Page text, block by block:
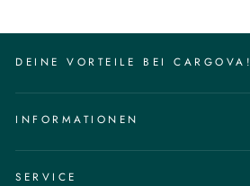
DEINE VORTEILE BEI CARGOVA!
INFORMATIONEN
SERVICE